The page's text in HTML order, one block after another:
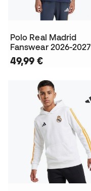
Polo Real Madrid
Fanswear 2026-2027
49,99 €